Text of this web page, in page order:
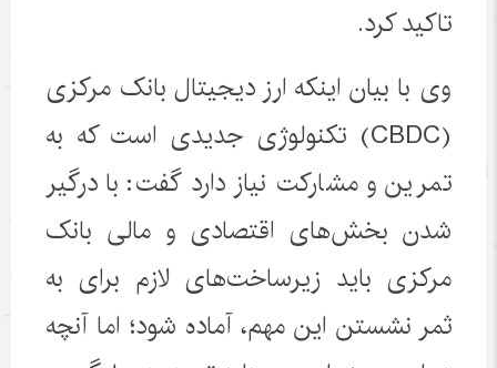
تاکید کرد.
وی با بیان اینکه ارز دیجیتال بانک مرکزی
(
CBDC) تکنولوژی جدیدی است که به
تمرین و مشارکت نیاز دارد گفت: با درگیر
شدن بخش‌های اقتصادی و مالی بانک
مرکزی باید زیرساخت‌های لازم برای به
ثمر نشستن این مهم، آماده شود؛ اما آنچه